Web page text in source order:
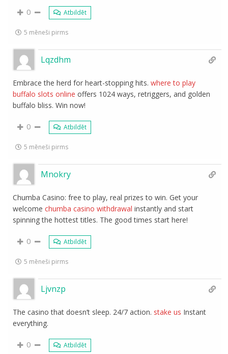
0 Atbildēt
5 mēneši pirms
Lqzdhm
Embrace the herd for heart-stopping hits.where to play
buffalo slots online offers 1024 ways, retriggers, and golden
buffalo bliss. Win now!
0 Atbildēt
5 mēneši pirms
Mnokry
Chumba Casino: free to play, real prizes to win. Get your
welcomechumba casino withdrawal instantly and start
spinning the hottest titles. The good times start here!
0 Atbildēt
5 mēneši pirms
Ljvnzp
The casino that doesn’t sleep. 24/7 action. stake us
everything.
0 Atbildēt